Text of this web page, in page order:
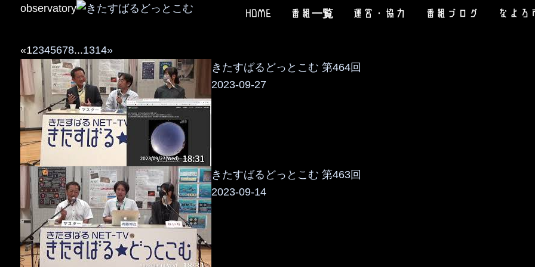
observatory HOME 番組一覧 運営・協力 番組ブログ なよろ
«12345678...1314»
きたすばるどっとこむ 第464回
2023-09-27
きたすばるどっとこむ 第463回
2023-09-14